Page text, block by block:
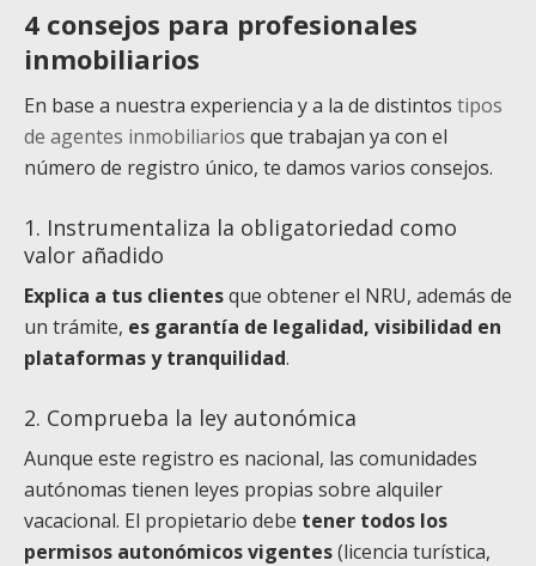
4 consejos para profesionales
inmobiliarios
En base a nuestra experiencia y a la de distintos tipos
de agentes inmobiliarios que trabajan ya con el
número de registro único, te damos varios consejos.
1. Instrumentaliza la obligatoriedad como
valor añadido
Explica a tus clientesque obtener el NRU, además de
un trámite, es garantía de legalidad, visibilidad en
plataformas y tranquilidad.
2. Comprueba la ley autonómica
Aunque este registro es nacional, las comunidades
autónomas tienen leyes propias sobre alquiler
vacacional. El propietario debe tener todos los
permisos autonómicos vigentes(licencia turística,